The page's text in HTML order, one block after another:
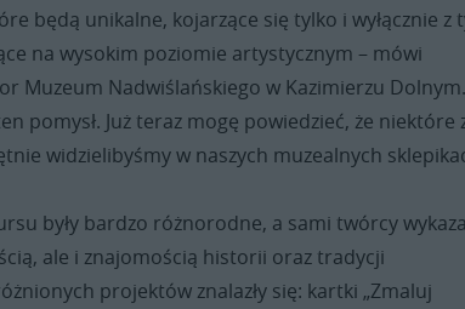
będą unikalne, kojarzące się tylko i wyłącznie z
na wysokim poziomie artystycznym – mówi
Muzeum Nadwiślańskiego w Kazimierzu
pomysł. Już teraz mogę powiedzieć, że niektóre
widzielibyśmy w naszych muzealnych
były bardzo różnorodne, a sami twórcy
ale i znajomością historii oraz tradycji
projektów znalazły się: kartki „Zmaluj